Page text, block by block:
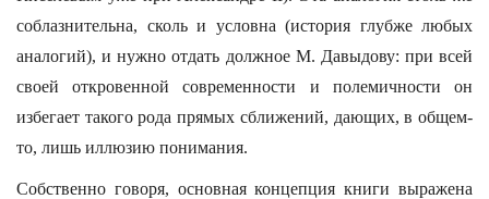
соблазнительна, сколь и условна (история глубже любых
аналогий), и нужно отдать должное М. Давыдову: при всей
своей откровенной современности и полемичности он
избегает такого рода прямых сближений, дающих, в общем-
то, лишь иллюзию понимания.
Собственно говоря, основная концепция книги выражена